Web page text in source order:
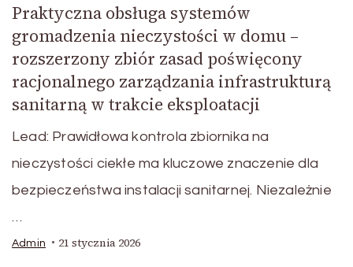
Praktyczna obsługa systemów
gromadzenia nieczystości w domu –
rozszerzony zbiór zasad poświęcony
racjonalnego zarządzania infrastrukturą
sanitarną w trakcie eksploatacji
Lead: Prawidłowa kontrola zbiornika na
nieczystości ciekłe ma kluczowe znaczenie dla
bezpieczeństwa instalacji sanitarnej. Niezależnie
…
Admin 21 stycznia 2026